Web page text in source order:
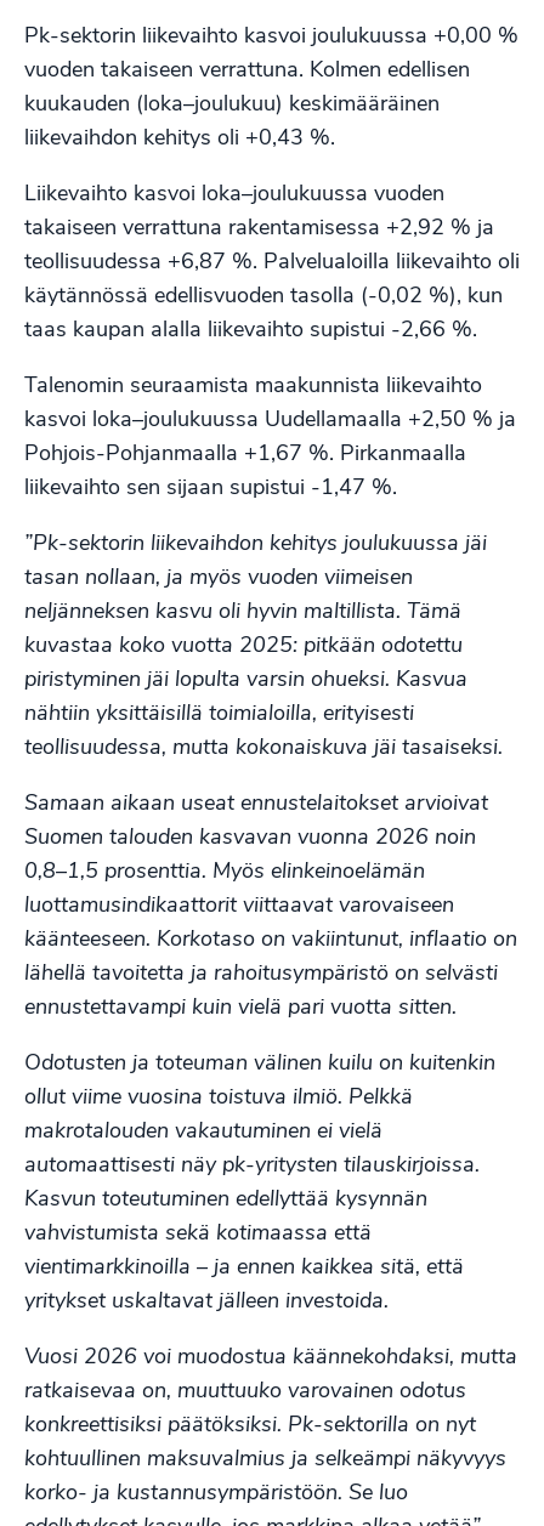
Pk-sektorin liikevaihto kasvoi joulukuussa +0,00 %
vuoden takaiseen verrattuna. Kolmen edellisen
kuukauden (loka–joulukuu) keskimääräinen
liikevaihdon kehitys oli +0,43 %.
Liikevaihto kasvoi loka–joulukuussa vuoden
takaiseen verrattuna rakentamisessa +2,92 % ja
teollisuudessa +6,87 %. Palvelualoilla liikevaihto oli
käytännössä edellisvuoden tasolla (-0,02 %), kun
taas kaupan alalla liikevaihto supistui -2,66 %.
Talenomin seuraamista maakunnista liikevaihto
kasvoi loka–joulukuussa Uudellamaalla +2,50 % ja
Pohjois-Pohjanmaalla +1,67 %. Pirkanmaalla
liikevaihto sen sijaan supistui -1,47 %.
”Pk-sektorin liikevaihdon kehitys joulukuussa jäi
tasan nollaan, ja myös vuoden viimeisen
neljänneksen kasvu oli hyvin maltillista. Tämä
kuvastaa koko vuotta 2025: pitkään odotettu
piristyminen jäi lopulta varsin ohueksi. Kasvua
nähtiin yksittäisillä toimialoilla, erityisesti
teollisuudessa, mutta kokonaiskuva jäi tasaiseksi.
Samaan aikaan useat ennustelaitokset arvioivat
Suomen talouden kasvavan vuonna 2026 noin
0,8–1,5 prosenttia. Myös elinkeinoelämän
luottamusindikaattorit viittaavat varovaiseen
käänteeseen. Korkotaso on vakiintunut, inflaatio on
lähellä tavoitetta ja rahoitusympäristö on selvästi
ennustettavampi kuin vielä pari vuotta sitten.
Odotusten ja toteuman välinen kuilu on kuitenkin
ollut viime vuosina toistuva ilmiö. Pelkkä
makrotalouden vakautuminen ei vielä
automaattisesti näy pk-yritysten tilauskirjoissa.
Kasvun toteutuminen edellyttää kysynnän
vahvistumista sekä kotimaassa että
vientimarkkinoilla – ja ennen kaikkea sitä, että
yritykset uskaltavat jälleen investoida.
Vuosi 2026 voi muodostua käännekohdaksi, mutta
ratkaisevaa on, muuttuuko varovainen odotus
konkreettisiksi päätöksiksi. Pk-sektorilla on nyt
kohtuullinen maksuvalmius ja selkeämpi näkyvyys
korko- ja kustannusympäristöön. Se luo